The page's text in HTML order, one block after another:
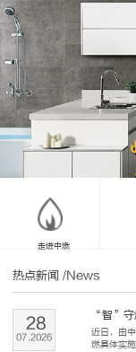
走进中燃
热点新闻 /News
“智”守
近日，由
燃具体实
07.2026
28